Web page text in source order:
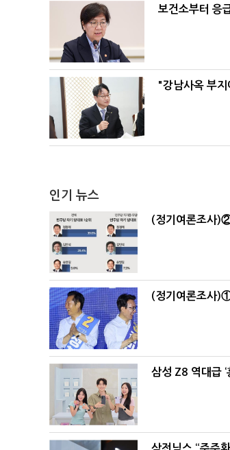
보건소부터 응
"강남사옥 부
인기 뉴스
(정기여론조사
(정기여론조사
삼성 Z8 역대급 ‘